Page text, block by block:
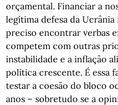
orçamental. Financiar a
legítima defesa da Ucrânia
preciso encontrar verbas
competem com outras
instabilidade e a inflação
política crescente. É essa
testar a coesão do bloco
anos – sobretudo se a